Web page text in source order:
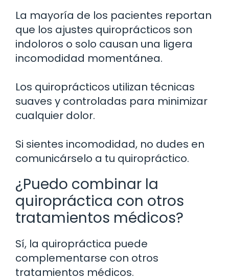
La mayoría de los pacientes reportan
que los ajustes quiroprácticos son
indoloros o solo causan una ligera
incomodidad momentánea.
Los quiroprácticos utilizan técnicas
suaves y controladas para minimizar
cualquier dolor.
Si sientes incomodidad, no dudes en
comunicárselo a tu quiropráctico.
¿Puedo combinar la
quiropráctica con otros
tratamientos médicos?
Sí, la quiropráctica puede
complementarse con otros
tratamientos médicos.